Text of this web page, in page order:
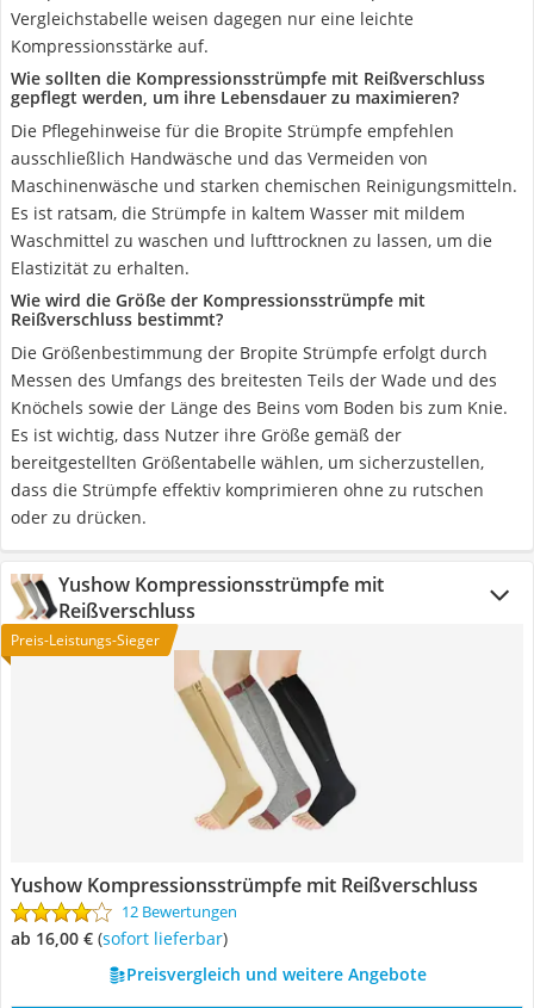
Vergleichstabelle weisen dagegen nur eine leichte
Kompressionsstärke auf.
Wie sollten die Kompressionsstrümpfe mit Reißverschluss
gepflegt werden, um ihre Lebensdauer zu maximieren?
Die Pflegehinweise für die Bropite Strümpfe empfehlen
ausschließlich Handwäsche und das Vermeiden von
Maschinenwäsche und starken chemischen Reinigungsmitteln.
Es ist ratsam, die Strümpfe in kaltem Wasser mit mildem
Waschmittel zu waschen und lufttrocknen zu lassen, um die
Elastizität zu erhalten.
Wie wird die Größe der Kompressionsstrümpfe mit
Reißverschluss bestimmt?
Die Größenbestimmung der Bropite Strümpfe erfolgt durch
Messen des Umfangs des breitesten Teils der Wade und des
Knöchels sowie der Länge des Beins vom Boden bis zum Knie.
Es ist wichtig, dass Nutzer ihre Größe gemäß der
bereitgestellten Größentabelle wählen, um sicherzustellen,
dass die Strümpfe effektiv komprimieren ohne zu rutschen
oder zu drücken.
Yushow Kompressionsstrümpfe mit
Reißverschluss
Preis-Leistungs-Sieger
Yushow Kompressionsstrümpfe mit Reißverschluss
12 Bewertungen
ab 16,00 € ( Sofort lieferbar)
Preisvergleich und weitere Angebote